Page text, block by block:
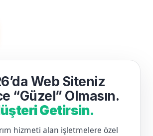
Web Siteniz
“Güzel” Olmasın.
Getirsin.
hizmeti alan işletmelere özel